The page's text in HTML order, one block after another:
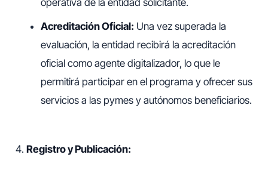
operativa de la entidad solicitante.
Acreditación Oficial: Una vez superada la
evaluación, la entidad recibirá la acreditación
oficial como agente digitalizador, lo que le
permitirá participar en el programa y ofrecer sus
servicios a las pymes y autónomos beneficiarios.
Registro y Publicación: